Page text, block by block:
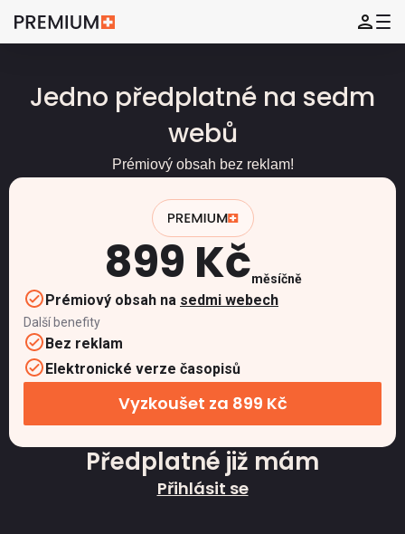
Jedno předplatné na sedm
webů
Prémiový obsah bez reklam!
899 Kčměsíčně
Prémiový obsah na sedmi webech
Další benefity
Bez reklam
Elektronické verze časopisů
Vyzkoušet za 899 Kč
Předplatné již mám
Přihlásit se